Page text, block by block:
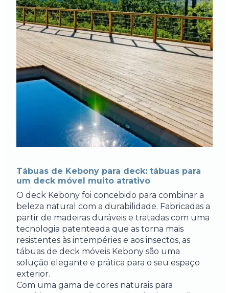
Tábuas de Kebony para deck: tábuas para
um deck móvel muito atrativo
O deck Kebony foi concebido para combinar a
beleza natural com a durabilidade. Fabricadas a
partir de madeiras duráveis e tratadas com uma
tecnologia patenteada que as torna mais
resistentes às intempéries e aos insectos, as
tábuas de deck móveis Kebony são uma
solução elegante e prática para o seu espaço
exterior.
Com uma gama de cores naturais para